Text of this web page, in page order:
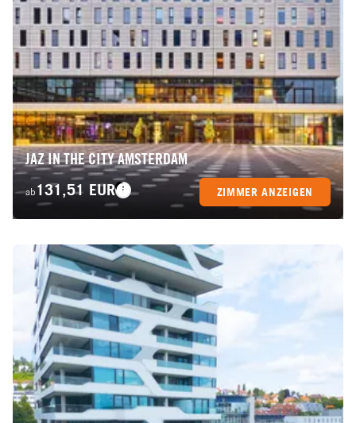
JAZ IN THE CITY AMSTERDAM
ab 131,51 EUR ZIMMER ANZEIGEN